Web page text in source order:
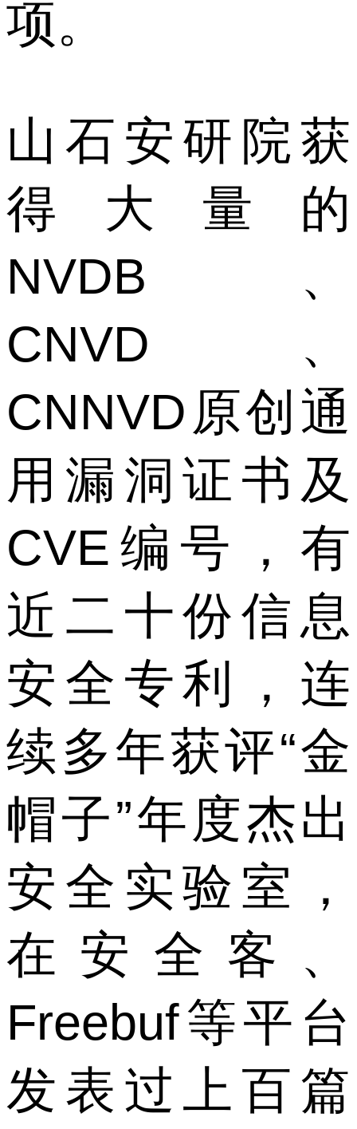
项。
山石安研院获
得大量的
NVDB、
CNVD、
CNNVD原创通
用漏洞证书及
CVE编号，有
近二十份信息
安全专利，连
续多年获评“金
帽子”年度杰出
安全实验室，
在安全客、
Freebuf等平台
发表过上百篇